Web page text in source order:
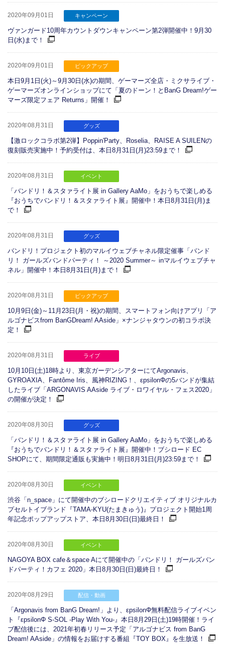
2020年09月01日 キャンペーン
ヴァンガード10周年カウントダウンキャンペーン第2弾開催中！9月30
日(水)まで！
2020年09月01日 ピックアップ
本日9月1日(火)～9月30日(水)の期間、ゲーマーズ全店・ミクサライブ・
ゲーマーズオンラインショップにて「夏のドーン！とBanG Dream!ゲー
マーズ限定フェア Returns」開催！
2020年08月31日 グッズ
【激ロックコラボ第2弾】Poppin'Party、Roselia、RAISE A SUILENの
復刻販売実施中！予約受付は、本日8月31日(月)23:59まで！
2020年08月31日 イベント
「バンドリ！＆スタァライト展 in Gallery AaMo」をおうちで楽しめる
『おうちでバンドリ！＆スタァライト展』開催中！本日8月31日(月)ま
で！
2020年08月31日 グッズ
バンドリ！プロジェクト初のマルイウェブチャネル限定催事「バンド
リ！ ガールズバンドパーティ！ ～2020 Summer～ inマルイウェブチャ
ネル」開催中！本日8月31日(月)まで！
2020年08月31日 ピックアップ
10月9日(金)～11月23日(月・祝)の期間、スマートフォン向けアプリ「ア
ルゴナビスfrom BanGDream! AAside」×ナンジャタウンの初コラボ決
定！
2020年08月31日 ライブ
10月10日(土)18時より、東京ガーデンシアターにてArgonavis、
GYROAXIA、Fantôme Iris、風神RIZING！、εpsilonΦの5バンドが集結
したライブ「ARGONAVIS AAside ライブ・ロワイヤル・フェス2020」
の開催が決定！
2020年08月30日 グッズ
「バンドリ！＆スタァライト展 in Gallery AaMo」をおうちで楽しめる
『おうちでバンドリ！＆スタァライト展』開催中！ブシロード EC
SHOPにて、期間限定通販も実施中！明日8月31日(月)23:59まで！
2020年08月30日 イベント
渋谷「n_space」にて開催中のブシロードクリエイティブ オリジナルカ
プセルトイブランド『TAMA-KYU(たまきゅう)』プロジェクト開始1周
年記念ポップアップストア、本日8月30日(日)最終日！
2020年08月30日 イベント
NAGOYA BOX cafe＆space Aにて開催中の「バンドリ！ ガールズバン
ドパーティ！カフェ 2020」本日8月30日(日)最終日！
2020年08月29日 配信・動画
「Argonavis from BanG Dream!」より、εpsilonΦ無料配信ライブイベン
ト『εpsilonΦ S-SOL -Play With You-』本日8月29日(土)19時開催！ライ
ブ配信後には、2021年初春リリース予定「アルゴナビス from BanG
Dream! AAside」の情報をお届けする番組『TOY BOX』を生放送！